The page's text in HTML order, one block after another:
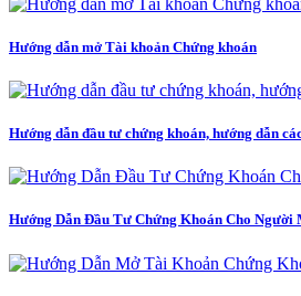
Hướng dẫn mở Tài khoản Chứng khoán
Hướng dẫn đầu tư chứng khoán, hướng dẫn
Hướng Dẫn Đầu Tư Chứng Khoán Cho Người